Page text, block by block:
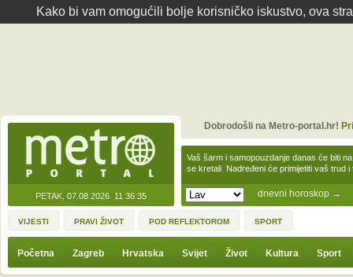
Kako bi vam omogućili bolje korisničko iskustvo, ova
PETAK, 07.08.2026. 11:36:35 dnevni horoskop →
Vaš šarm i samopouzdanje danas će biti
se kretali. Nadređeni će primijetiti vaš trud
Dobrodošli na Metro-portal.hr!
VIJESTI PRAVI ŽIVOT POD REFLEKTOROM SPORT
Početna Zagreb Hrvatska Svijet Život Kultura Sport